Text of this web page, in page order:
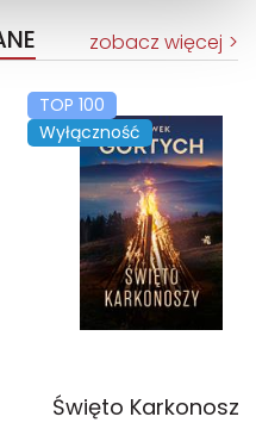
zobacz więcej
TOP 100
Wyłączność
Święto Karkonoszy